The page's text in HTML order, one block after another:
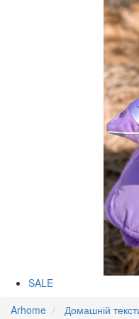
SALE
Arhome
Домашній